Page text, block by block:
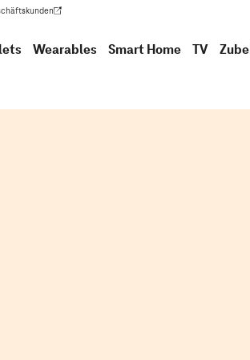
in einem neuen Tab geöffnet)
Wearables Smart Home TV